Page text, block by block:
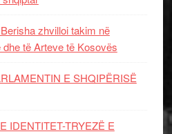
zhvilloi takim në
të Arteve të Kosovës
E SHQIPËRISË
IDENTITET-TRYEZË E